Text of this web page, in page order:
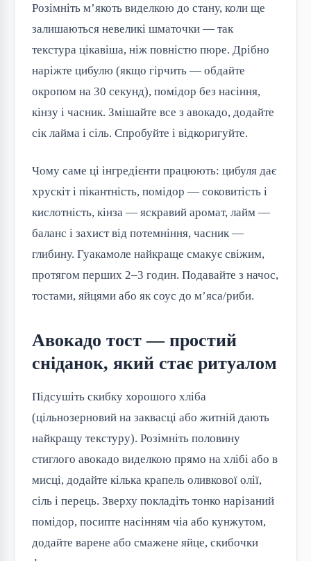
Розімніть м’якоть виделкою до стану, коли ще
залишаються невеликі шматочки — так
текстура цікавіша, ніж повністю пюре. Дрібно
наріжте цибулю (якщо гірчить — обдайте
окропом на 30 секунд), помідор без насіння,
кінзу і часник. Змішайте все з авокадо, додайте
сік лайма і сіль. Спробуйте і відкоригуйте.
Чому саме ці інгредієнти працюють: цибуля дає
хрускіт і пікантність, помідор — соковитість і
кислотність, кінза — яскравий аромат, лайм —
баланс і захист від потемніння, часник —
глибину. Гуакамоле найкраще смакує свіжим,
протягом перших 2–3 годин. Подавайте з начос,
тостами, яйцями або як соус до м’яса/риби.
Авокадо тост — простий
сніданок, який стає ритуалом
Підсушіть скибку хорошого хліба
(цільнозерновий на заквасці або житній дають
найкращу текстуру). Розімніть половину
стиглого авокадо виделкою прямо на хлібі або в
мисці, додайте кілька крапель оливкової олії,
сіль і перець. Зверху покладіть тонко нарізаний
помідор, посипте насінням чіа або кунжутом,
додайте варене або смажене яйце, скибочки